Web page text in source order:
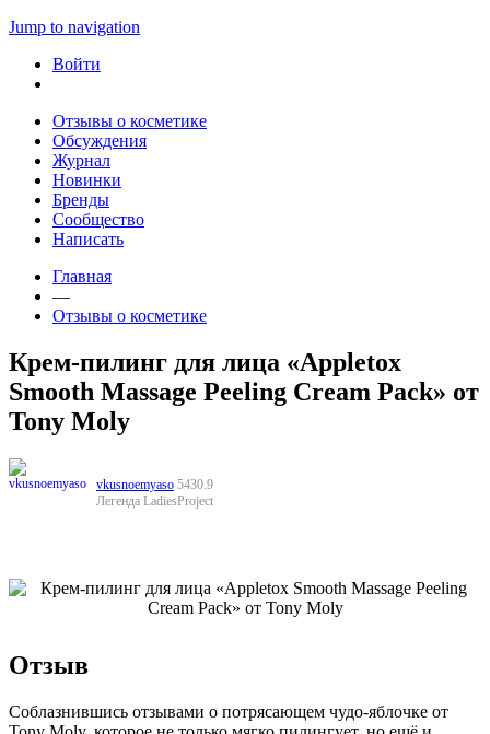
Jump to navigation
Войти
Отзывы о косметике
Обсуждения
Журнал
Новинки
Бренды
Сообщество
Написать
Главная
—
Отзывы о косметике
Крем-пилинг для лица «Appletox
Smooth Massage Peeling Cream Pack» от
Tony Moly
vkusnoemyaso 5430.9
Легенда LadiesProject
Отзыв
Соблазнившись отзывами о потрясающем чудо-яблочке от